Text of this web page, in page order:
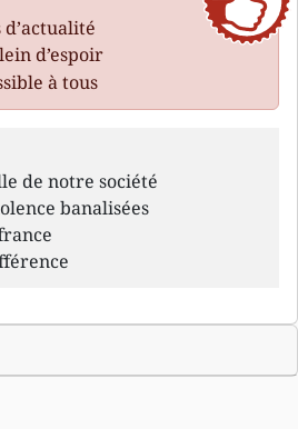
d’espoir
à tous
de notre société
banalisées